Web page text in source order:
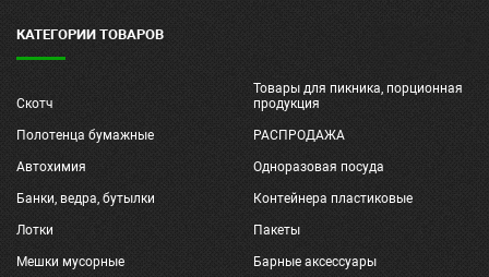
КАТЕГОРИИ ТОВАРОВ
Скотч
Товары для пикника, порционная
продукция
Полотенца бумажные РАСПРОДАЖА
Автохимия Одноразовая посуда
Банки, ведра, бутылки Контейнера пластиковые
Лотки Пакеты
Мешки мусорные Барные аксессуары